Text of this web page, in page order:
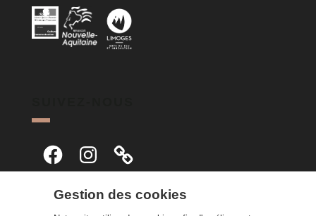
Facebook
Instagram
Gestion des cookies